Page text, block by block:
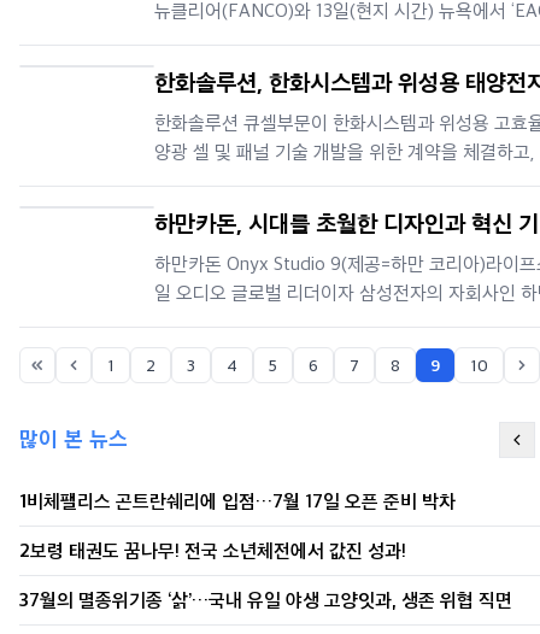
뉴클리어(FANCO)와 13일(현지 시간) 뉴욕에서
프로젝트’ 협력을 위한 기본 협약을 체결하며 글로
전 밸류체인 확장에 나섰다.현대건설, 미국 차세대
‘EAGL-1 프로젝트’ 협력 강화이 날 협약식에는 현
NewEnergy사업부
한화솔루션, 한화시스템과 위성용 태양전
발 계약 체결… 우주 전력 사업 본격화
한화솔루션 큐셀부문이 한화시스템과 위성용 고효
양광 셀 및 패널 기술 개발을 위한 계약을 체결하고,
대 우주용 태양광 기술 확보에 본격적으로 힘을 합
한화솔루션 큐셀부문이 한화시스템과 위성용 고효
양광 셀 및 패널 기술 개발을 위한 계약을 체결하고,
대 우주용 태양광 기술 확보에 본격적으로 힘을 합
이번 협업은 한화시스템의 우주 역량에
하만카돈, 시대를 초월한 디자인과 혁신
을 담은 Onyx Studio 9 출시
하만카돈 Onyx Studio 9(제공=하만 코리아)라이프
일 오디오 글로벌 리더이자 삼성전자의 자회사인
하만카돈 브랜드가 하만카돈 오닉스 스튜디오
tudio 9)을 출시한다. 새롭게 재해석된 하만카돈
tudio 9은 이전 모델의 상징적인 실루엣을 계승하
1 2 3 4 5 6 7 8 9 10
많이 본 뉴스
1
비체팰리스 곤트란쉐리에 입점…7월 17일 오픈 준비 박차
2보령 태권도 꿈나무! 전국 소년체전에서 값진 성과!
37월의 멸종위기종 ‘삵’…국내 유일 야생 고양잇과, 생존 위협 직면